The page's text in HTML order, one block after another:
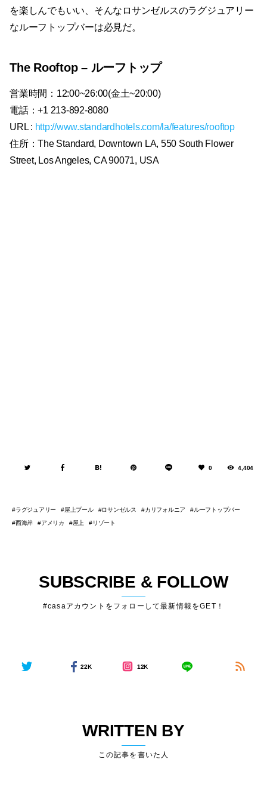
を楽しんでもいい、そんなロサンゼルスのラグジュアリー
なルーフトップバーは必見だ。
The Rooftop – ルーフトップ
営業時間：12:00~26:00(金土~20:00)
電話：+1 213-892-8080
URL : http://www.standardhotels.com/la/features/rooftop
住所：The Standard, Downtown LA, 550 South Flower
Street, Los Angeles, CA 90071, USA
0 4,404
ラグジュアリー 屋上プール ロサンゼルス カリフォルニア
ルーフトップバー
西海岸
アメリカ 屋上 リゾート
SUBSCRIBE & FOLLOW
#casaアカウントをフォローして最新情報をGET！
22K 12K
WRITTEN BY
この記事を書いた人